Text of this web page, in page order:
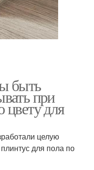
быть
при
цвету для
целую
для пола по